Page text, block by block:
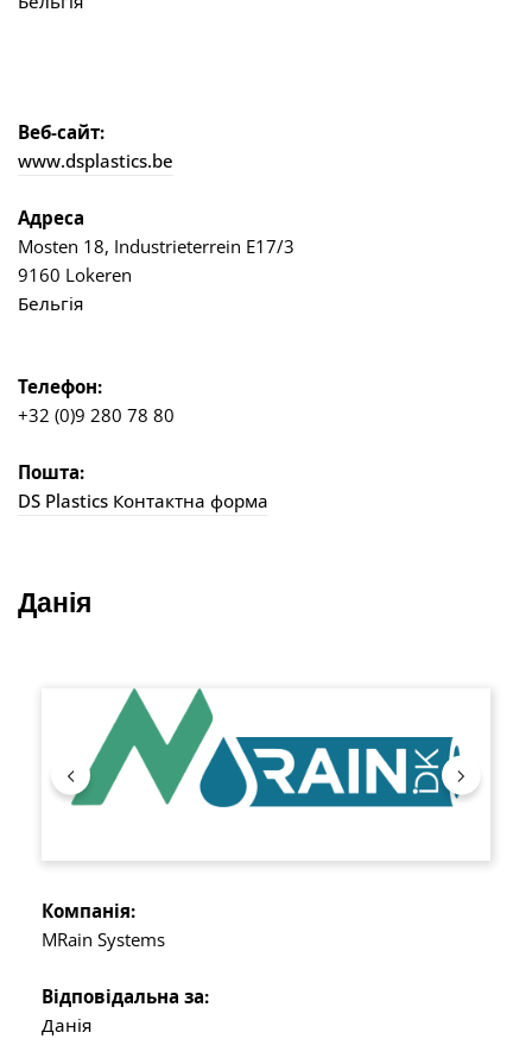
Веб-сайт:
www.dsplastics.be
Адреса
Mosten 18, Industrieterrein E17/3
9160 Lokeren
Бельгія
Телефон:
+32 (0)9 280 78 80
Пошта:
DS Plastics Контактна форма
Данія
Пропустити галерею зображень
Компанія:
MRain Systems
Відповідальна за:
Данія